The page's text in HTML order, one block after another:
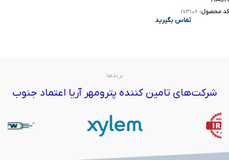
کد محصول: 173106
تماس بگیرید
برندها
شرکت‌های تامین کننده پترومهر آریا اعتماد جنوب